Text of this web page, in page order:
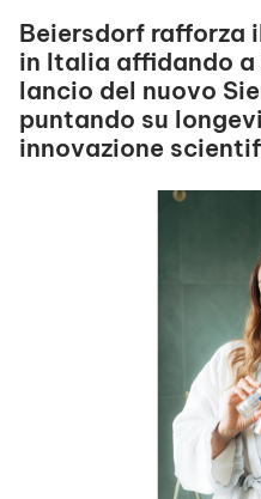
Beiersdorf rafforza
in Italia affidando
lancio del nuovo
puntando su
innovazione